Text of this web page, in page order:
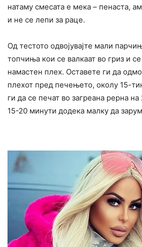
натаму смесата е мека – пенаста,
и не се лепи за раце.
Од тестото одвојувајте мали
топчиња кои се валкаат во гриз и се
намастен плех. Оставете ги да
плехот пред печењето, околу 15-
ги да се печат во загреана рерна
15-20 минути додека малку да